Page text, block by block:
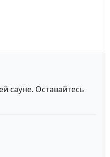
сауне. Оставайтесь